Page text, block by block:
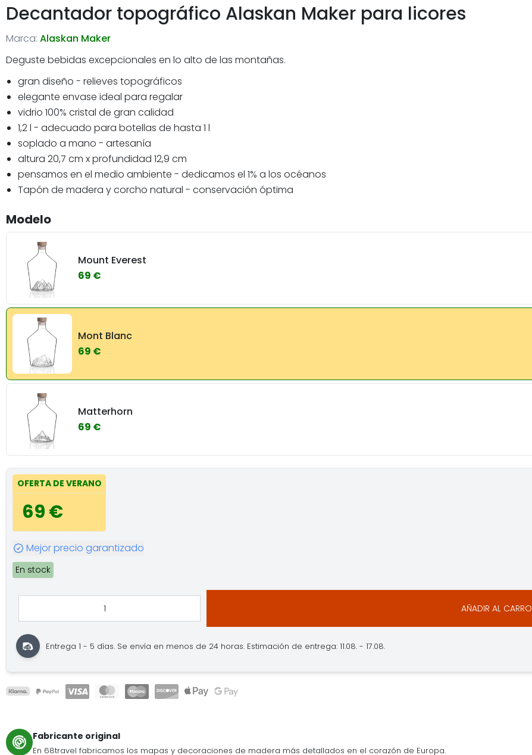
Decantador topográfico Alaskan Maker para licores
Marca: Alaskan Maker
Deguste bebidas excepcionales en lo alto de las montañas.
gran diseño - relieves topográficos
elegante envase ideal para regalar
vidrio 100% cristal de gran calidad
1,2 l - adecuado para botellas de hasta 1 l
soplado a mano - artesanía
altura 20,7 cm x profundidad 12,9 cm
pensamos en el medio ambiente - dedicamos el 1% a los océanos
Tapón de madera y corcho natural - conservación óptima
Modelo
Mount Everest
69 €
Mont Blanc
69 €
Matterhorn
69 €
OFERTA DE VERANO
69 €
Mejor precio garantizado
En stock
AÑADIR AL CARRO
Entrega 1 - 5 días. Se envía en menos de 24 horas. Estimación de entrega: 11.08. - 17.08.
Fabricante original
En 68travel fabricamos los mapas y decoraciones de madera más detallados en el corazón de Europa.